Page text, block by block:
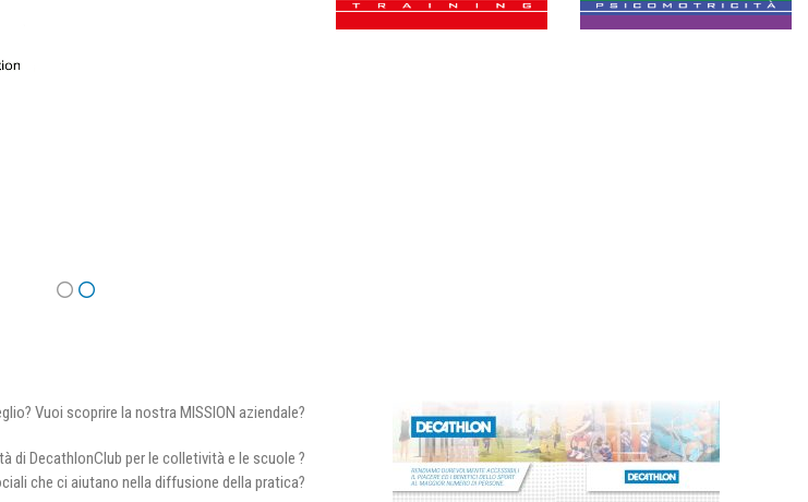
Vuoi scoprire la nostra MISSION aziendale?
di DecathlonClub per le colletività e le scuole ?
che ci aiutano nella diffusione della pratica?